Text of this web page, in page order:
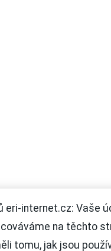
eri-internet.cz: Vaše
na těchto
tomu, jak jsou